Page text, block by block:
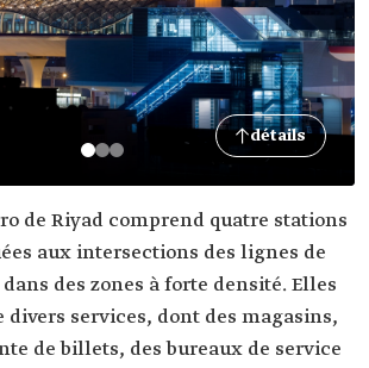
détails
de Riyad comprend quatre stations
aux intersections des lignes de
des zones à forte densité. Elles
divers services, dont des magasins,
de billets, des bureaux de service